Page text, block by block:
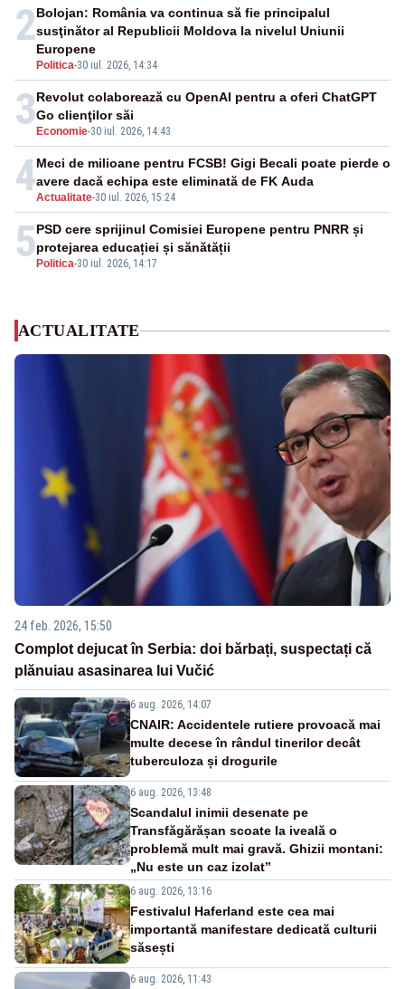
2
Politica-30 iul. 2026, 14:34
Bolojan: România va continua să fie principalul
susţinător al Republicii Moldova la nivelul Uniunii
Europene
3 Economie-30 iul. 2026, 14:43
Revolut colaborează cu OpenAI pentru a oferi ChatGPT
Go clienţilor săi
4Actualitate-30 iul. 2026, 15:24
Meci de milioane pentru FCSB! Gigi Becali poate pierde o
avere dacă echipa este eliminată de FK Auda
5 Politica-30 iul. 2026, 14:17
PSD cere sprijinul Comisiei Europene pentru PNRR și
protejarea educației și sănătății
ACTUALITATE
24 feb. 2026, 15:50
Complot dejucat în Serbia: doi bărbați, suspectați că
plănuiau asasinarea lui Vučić
6 aug. 2026, 14:07
CNAIR: Accidentele rutiere provoacă mai
multe decese în rândul tinerilor decât
tuberculoza și drogurile
6 aug. 2026, 13:48
Scandalul inimii desenate pe
Transfăgărășan scoate la iveală o
problemă mult mai gravă. Ghizii montani:
„Nu este un caz izolat”
6 aug. 2026, 13:16
Festivalul Haferland este cea mai
importantă manifestare dedicată culturii
săsești
6 aug. 2026, 11:43